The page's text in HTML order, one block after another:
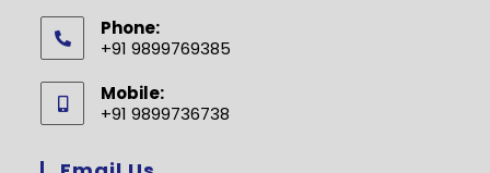
Phone:
+91 9899769385
in
your
Mobile:
+91 9899736738
in